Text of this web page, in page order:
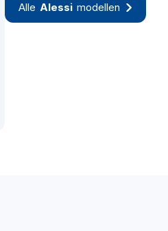
Alle Alessi modellen